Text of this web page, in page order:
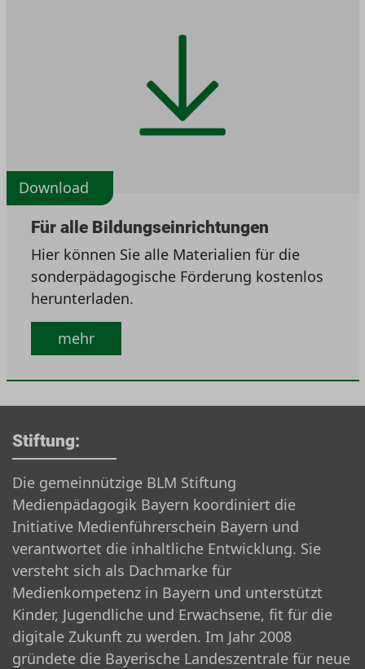
Download
Für alle Bildungseinrichtungen
Hier können Sie alle Materialien für die
sonderpädagogische Förderung kostenlos
herunterladen.
mehr
Stiftung:
Die gemeinnützige BLM Stiftung
Medienpädagogik Bayern koordiniert die
Initiative Medienführerschein Bayern und
verantwortet die inhaltliche Entwicklung. Sie
versteht sich als Dachmarke für
Medienkompetenz in Bayern und unterstützt
Kinder, Jugendliche und Erwachsene, fit für die
digitale Zukunft zu werden. Im Jahr 2008
gründete die Bayerische Landeszentrale für neue